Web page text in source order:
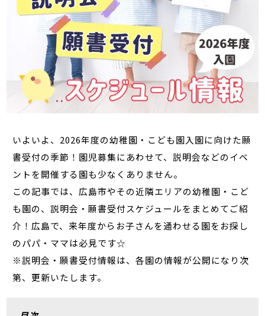
いよいよ、2026年度の幼稚園・こども園入園に向けた願
書受付の季節！園児募集にあわせて、説明会などのイベ
ントを開催する園も少なくありません。
この記事では、広島市やその近隣エリアの幼稚園・こど
も園の、説明会・願書受付スケジュールをまとめてご紹
介！広島で、来年度からお子さんを通わせる園をお探し
のパパ・ママは必見です☆
※説明会・願書受付情報は、各園の情報が公開になり次
第、更新いたします。